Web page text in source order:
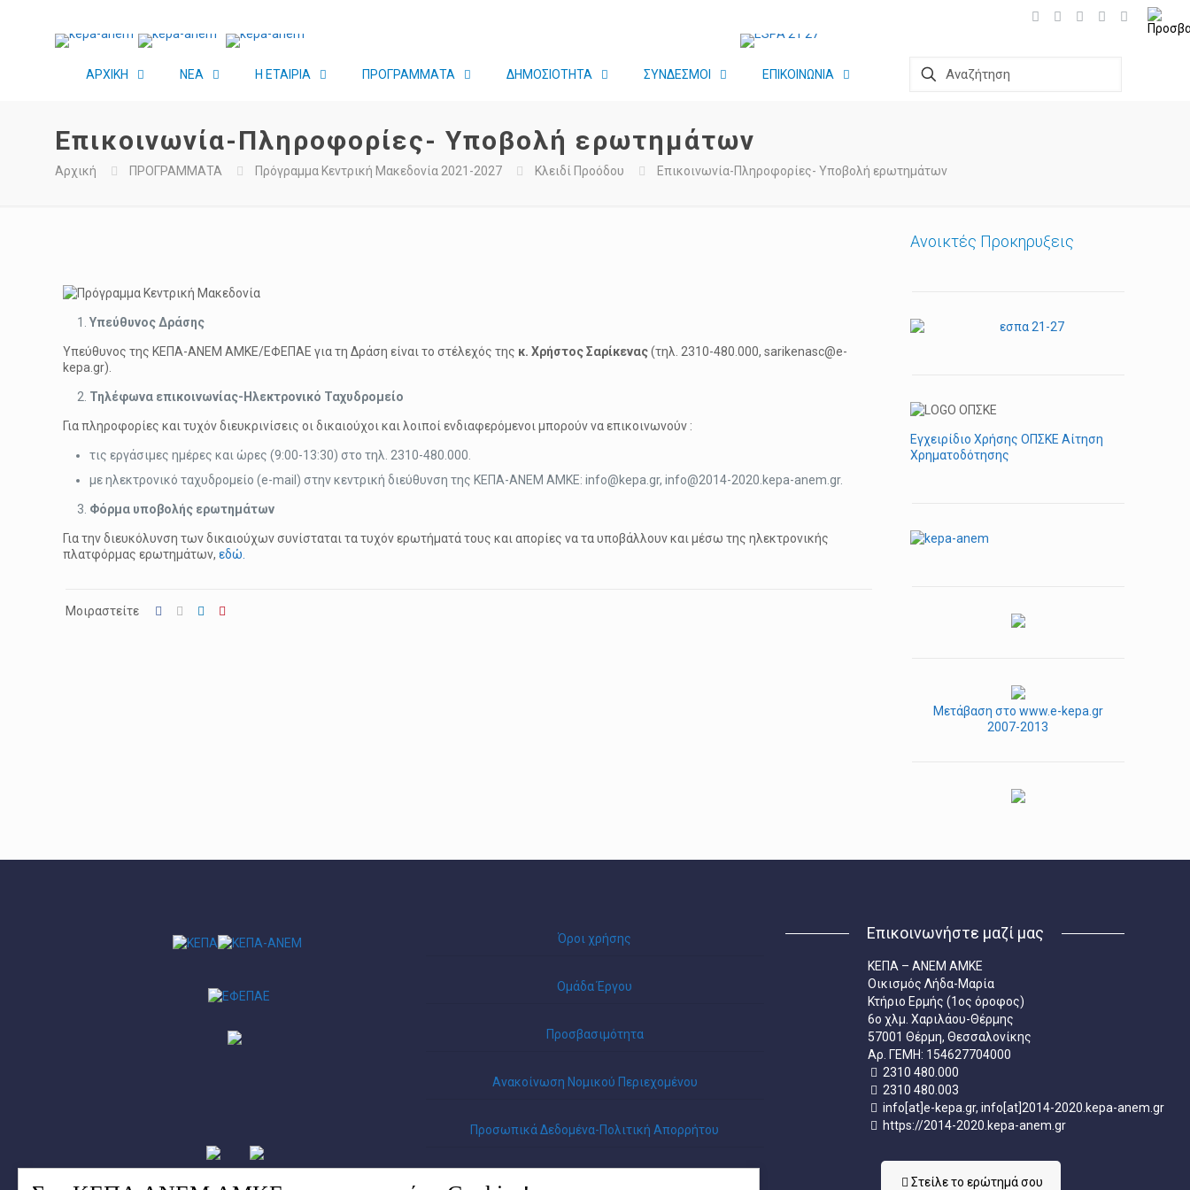
ΑΡΧΙΚΗ ΝΕΑ Η ΕΤΑΙΡΙΑ ΠΡΟΓΡΑΜΜΑΤΑ ΔΗΜΟΣΙΟΤΗΤΑ ΣΥΝΔΕΣΜΟΙ ΕΠΙΚΟΙΝΩΝΙΑ
Επικοινωνία-Πληροφορίες- Υποβολή ερωτημάτων
Αρχική ΠΡΟΓΡΑΜΜΑΤΑ Πρόγραμμα Κεντρική Μακεδονία 2021-2027 Κλειδί Προόδου Επικοινωνία-Πληροφορίες- Υποβολή ερωτημάτων
Υπεύθυνος Δράσης
Yπεύθυνος της ΚΕΠΑ-ΑΝΕΜ ΑΜΚΕ/ΕΦΕΠΑΕ για τη Δράση είναι το στέλεχός της κ. Χρήστος Σαρίκενας(τηλ. 2310-480.000, sarikenasc@e-
kepa.gr).
Τηλέφωνα επικοινωνίας-Ηλεκτρονικό Ταχυδρομείο
Για πληροφορίες και τυχόν διευκρινίσεις οι δικαιούχοι και λοιποί ενδιαφερόμενοι μπορούν να επικοινωνούν :
τις εργάσιμες ημέρες και ώρες (9:00-13:30) στο τηλ. 2310-480.000.
με ηλεκτρονικό ταχυδρομείο (e-mail) στην κεντρική διεύθυνση της ΚΕΠΑ-ΑΝΕΜ ΑΜΚΕ: info@kepa.gr, info@2014-2020.kepa-anem.gr.
Φόρμα υποβολής ερωτημάτων
Για την διευκόλυνση των δικαιούχων συνίσταται τα τυχόν ερωτήματά τους και απορίες να τα υποβάλλουν και μέσω της ηλεκτρονικής
πλατφόρμας ερωτημάτων,εδώ
Μοιραστείτε
Ανοικτές Προκηρυξεις
Εγχειρίδιο Χρήσης ΟΠΣΚΕ Αίτηση
Χρηματοδότησης
Μετάβαση στο www.e-kepa.gr
2007-2013
Όροι χρήσης
Ομάδα Έργου
Προσβασιμότητα
Ανακοίνωση Νομικού Περιεχομένου
Προσωπικά Δεδομένα-Πολιτική Απορρήτου
Επικοινωνήστε μαζί μας
ΚΕΠΑ – ΑΝΕΜ ΑΜΚΕ
Οικισμός Λήδα-Μαρία
Κτήριο Ερμής (1ος όροφος)
6ο χλμ. Χαριλάου-Θέρμης
57001 Θέρμη, Θεσσαλονίκης
Aρ. ΓΕΜΗ: 154627704000
2310 480.000
2310 480.003
info[at]e-kepa.gr, info[at]2014-2020.kepa-anem.gr
https://2014-2020.kepa-anem.gr
Στείλε τo ερώτημά σου